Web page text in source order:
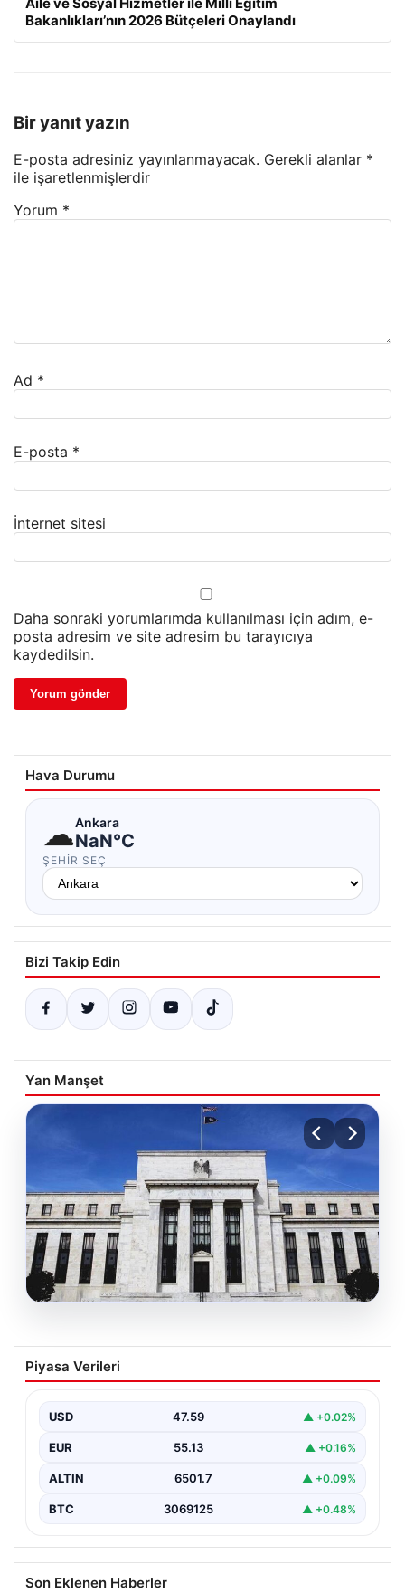
Aile ve Sosyal Hizmetler ile Milli Eğitim
Bakanlıkları’nın 2026 Bütçeleri Onaylandı
Bir yanıt yazın
E-posta adresiniz yayınlanmayacak. Gerekli alanlar *
ile işaretlenmişlerdir
Yorum *
Ad *
E-posta *
İnternet sitesi
Daha sonraki yorumlarımda kullanılması için adım, e-
posta adresim ve site adresim bu tarayıcıya
kaydedilsin.
Hava Durumu
☁Ankara
NaN°C
ŞEHIR SEÇ
Bizi Takip Edin
Yan Manşet
04.08.2026
Fed faizi sabit tuttu
Piyasa Verileri
USD 47.59 ▲ +0.02%
EUR 55.13 ▲ +0.16%
ALTIN 6501.7 ▲ +0.09%
BTC 3069125 ▲ +0.48%
Son Eklenen Haberler